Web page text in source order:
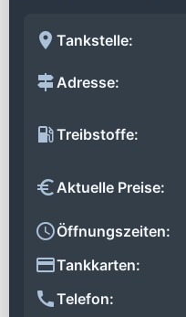
Tankstelle:
Adresse:
Treibstoffe:
Aktuelle Preise:
Öffnungszeiten:
Tankkarten:
Telefon: